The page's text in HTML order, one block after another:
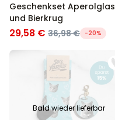
Geschenkset Aperolglas
und Bierkrug
29,58 € 36,98 € -20%
Bald wieder lieferbar